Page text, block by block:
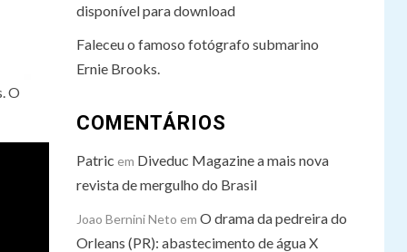
O
disponível para download
Faleceu o famoso fotógrafo submarino
Ernie Brooks.
COMENTÁRIOS
Patric em Diveduc Magazine a mais nova
revista de mergulho do Brasil
Joao Bernini Neto em O drama da pedreira do
Orleans (PR): abastecimento de água X